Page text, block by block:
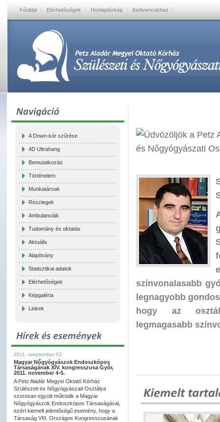
Főoldal Elérhetőségek Honlaptérkép Kedvencekhez
A Down-kór szűrése
4D Ultrahang
Bemutatkozás
Történelem
Munkatársak
Részlegek
Ambulanciák
Tudomány és oktatás
Aktuális
Alapítvány
Statisztikai adatok
Elérhetőségek
Képgaléria
Linkek
2011. szeptember 02
Magyar Nőgyógyászok Endoszkópos
Társaságának XIV. kongresszusa Győr,
2011. november 4-5.
A Petz Aladár Megyei Oktató Kórház
Szülészeti és Nőgyógyászati Osztálya
szorosan együtt működik a Magyar
Nőgyógyászok Endoszkópos Társaságával,
ezért kiemelt jelentőségű esemény, hogy a
Társaság VIII. Országos Kongresszusának
színvonalasabb
legnagyobb
hogy az
legmagasabb